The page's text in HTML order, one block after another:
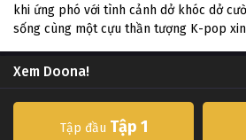
khi ứng phó với tình cảnh dở khóc dở
sống cùng một cựu thần tượng K-pop
Xem Doona!
Tập đầu Tập 1